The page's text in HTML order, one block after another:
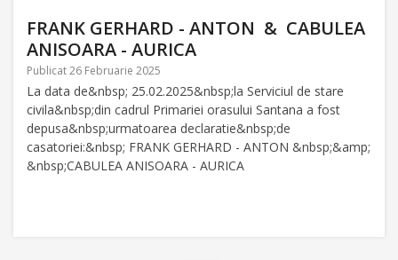
FRANK GERHARD - ANTON & CABULEA
ANISOARA - AURICA
Publicat 26 Februarie 2025
La data de&nbsp; 25.02.2025&nbsp;la Serviciul de stare
civila&nbsp;din cadrul Primariei orasului Santana a fost
depusa&nbsp;urmatoarea declaratie&nbsp;de
casatoriei:&nbsp; FRANK GERHARD - ANTON &nbsp;&amp;
&nbsp;CABULEA ANISOARA - AURICA